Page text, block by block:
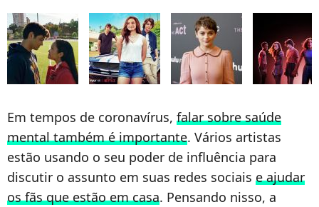
Em tempos de coronavírus, falar sobre saúde
mental também é importante. Vários artistas
estão usando o seu poder de influência para
discutir o assunto em suas redes sociais e ajudar
os fãs que estão em casa. Pensando nisso, a